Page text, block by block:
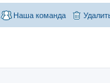
Наша команда